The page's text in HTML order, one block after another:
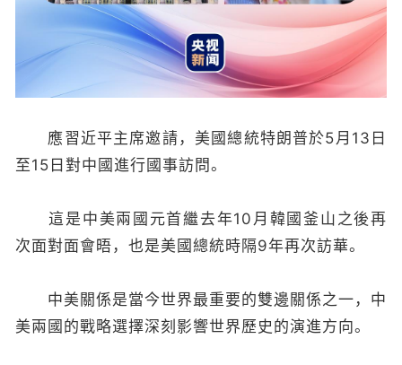
應習近平主席邀請，美國總統特朗普於5月13日
至15日對中國進行國事訪問。
這是中美兩國元首繼去年10月韓國釜山之後再
次面對面會晤，也是美國總統時隔9年再次訪華。
中美關係是當今世界最重要的雙邊關係之一，中
美兩國的戰略選擇深刻影響世界歷史的演進方向。